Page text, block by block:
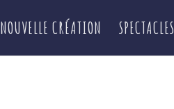
NOUVELLE CRÉATION SPECTACLES